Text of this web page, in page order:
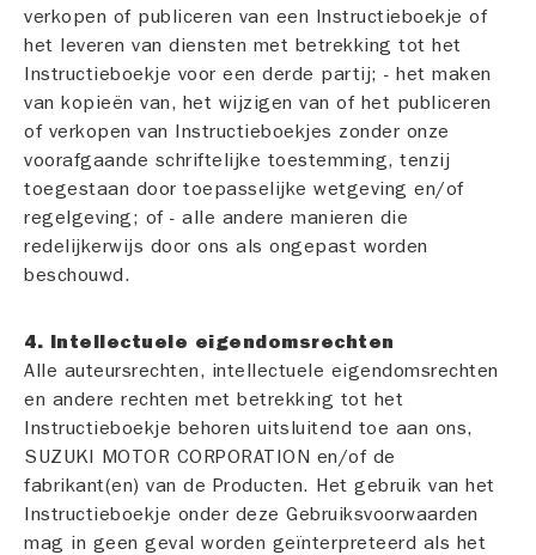
verkopen of publiceren van een Instructieboekje of
het leveren van diensten met betrekking tot het
Instructieboekje voor een derde partij; - het maken
van kopieën van, het wijzigen van of het publiceren
of verkopen van Instructieboekjes zonder onze
voorafgaande schriftelijke toestemming, tenzij
toegestaan door toepasselijke wetgeving en/of
regelgeving; of - alle andere manieren die
redelijkerwijs door ons als ongepast worden
beschouwd.
4. Intellectuele eigendomsrechten
Alle auteursrechten, intellectuele eigendomsrechten
en andere rechten met betrekking tot het
Instructieboekje behoren uitsluitend toe aan ons,
SUZUKI MOTOR CORPORATION en/of de
fabrikant(en) van de Producten. Het gebruik van het
Instructieboekje onder deze Gebruiksvoorwaarden
mag in geen geval worden geïnterpreteerd als het